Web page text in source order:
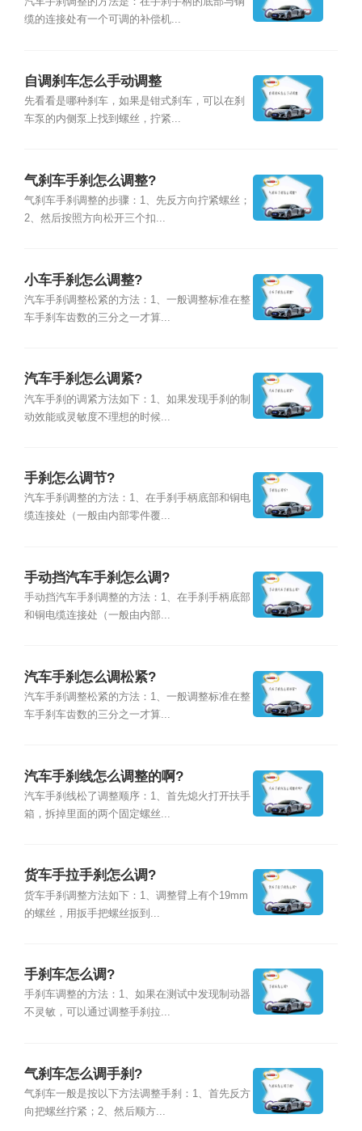
缆的连接处有一个可调的补偿机...
自调刹车怎么手动调整
先看看是哪种刹车，如果是钳式刹车，可以在刹
车泵的内侧泵上找到螺丝，拧紧...
气刹车手刹怎么调整?
气刹车手刹调整的步骤：1、先反方向拧紧螺丝；
2、然后按照方向松开三个扣...
小车手刹怎么调整?
汽车手刹调整松紧的方法：1、一般调整标准在整
车手刹车齿数的三分之一才算...
汽车手刹怎么调紧?
汽车手刹的调紧方法如下：1、如果发现手刹的制
动效能或灵敏度不理想的时候...
手刹怎么调节?
汽车手刹调整的方法：1、在手刹手柄底部和铜电
缆连接处（一般由内部零件覆...
手动挡汽车手刹怎么调?
手动挡汽车手刹调整的方法：1、在手刹手柄底部
和铜电缆连接处（一般由内部...
汽车手刹怎么调松紧?
汽车手刹调整松紧的方法：1、一般调整标准在整
车手刹车齿数的三分之一才算...
汽车手刹线怎么调整的啊?
汽车手刹线松了调整顺序：1、首先熄火打开扶手
箱，拆掉里面的两个固定螺丝...
货车手拉手刹怎么调?
货车手刹调整方法如下：1、调整臂上有个19mm
的螺丝，用扳手把螺丝扳到...
手刹车怎么调?
手刹车调整的方法：1、如果在测试中发现制动器
不灵敏，可以通过调整手刹拉...
气刹车怎么调手刹?
气刹车一般是按以下方法调整手刹：1、首先反方
向把螺丝拧紧；2、然后顺方...